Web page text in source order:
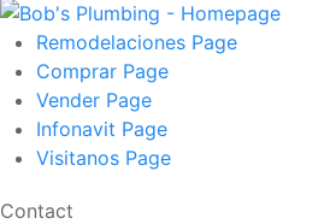
Remodelaciones Page
Comprar Page
Vender Page
Infonavit Page
Visitanos Page
Contact